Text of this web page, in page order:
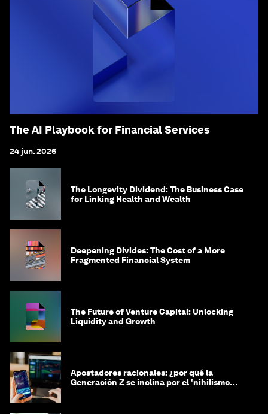
The AI Playbook for Financial Services
24 jun. 2026
The Longevity Dividend: The Business Case
for Linking Health and Wealth
Deepening Divides: The Cost of a More
Fragmented Financial System
The Future of Venture Capital: Unlocking
Liquidity and Growth
Apostadores racionales: ¿por qué la
Generación Z se inclina por el 'nihilismo